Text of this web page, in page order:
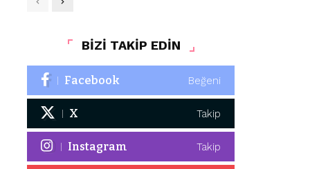
BİZİ TAKİP EDİN
Facebook Beğeni
X Takip
Instagram Takip